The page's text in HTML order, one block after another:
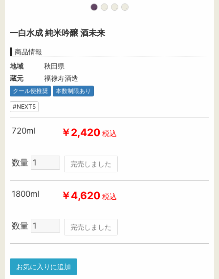
一白水成 純米吟醸 酒未来
商品情報
地域
秋田県
蔵元
福禄寿酒造
クール便推奨 本数制限あり
#NEXT5
720ml ￥2,420 税込
数量 完売しました
1800ml ￥4,620 税込
数量 完売しました
お気に入りに追加